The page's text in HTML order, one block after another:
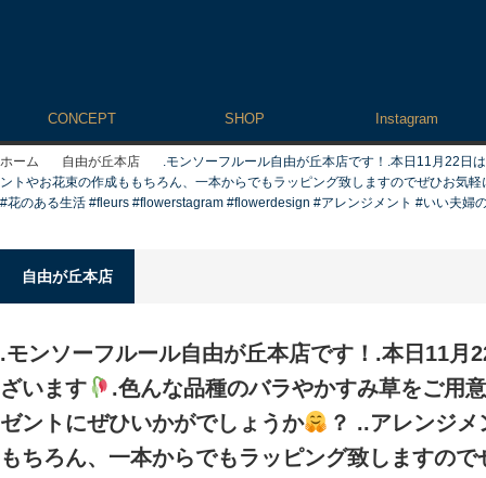
CONCEPT SHOP Instagram
ホーム 自由が丘本店
.モンソーフルール自由が丘本店です！.本日11月22日
ントやお花束の作成ももちろん、一本からでもラッピング致しますのでぜひお気
#花のある生活 #fleurs #flowerstagram #flowerdesign #アレンジメント #いい夫婦
自由が丘本店
.モンソーフルール自由が丘本店です！.本日11月
ざいます
.色んな品種のバラやかすみ草をご用
ゼントにぜひいかがでしょうか
？ ..アレンジ
もちろん、一本からでもラッピング致しますの